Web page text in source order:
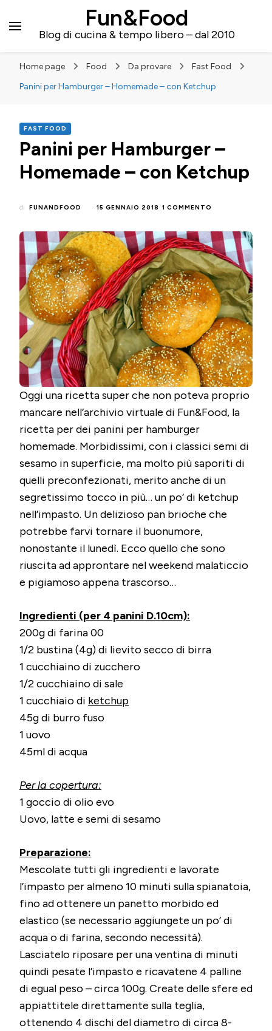
Fun&Food
Blog di cucina & tempo libero – dal 2010
Home page Food Da provare
Fast Food
Panini per Hamburger – Homemade – con Ketchup
FAST FOOD
Panini per Hamburger –
Homemade – con Ketchup
di FUNANDFOOD 15 GENNAIO 2018 1 COMMENTO
HAMBURGER
–
HOMEMADE
–
CON
KETCHUP
Oggi una ricetta super che non poteva proprio
mancare nell’archivio virtuale di Fun&Food, la
ricetta per dei panini per hamburger
homemade. Morbidissimi, con i classici semi di
sesamo in superficie, ma molto più saporiti di
quelli preconfezionati, merito anche di un
segretissimo tocco in più… un po’ di ketchup
nell’impasto. Un delizioso pan brioche che
potrebbe farvi tornare il buonumore,
nonostante il lunedì. Ecco quello che sono
riuscita ad approntare nel weekend malaticcio
e pigiamoso appena trascorso…
Ingredienti (per 4 panini D.10cm):
200g di farina 00
1/2 bustina (4g) di lievito secco di birra
1 cucchiaino di zucchero
1/2 cucchiaino di sale
1 cucchiaio di ketchup
45g di burro fuso
1 uovo
45ml di acqua
Per la copertura:
1 goccio di olio evo
Uovo, latte e semi di sesamo
Preparazione:
Mescolate tutti gli ingredienti e lavorate
l’impasto per almeno 10 minuti sulla spianatoia,
fino ad ottenere un panetto morbido ed
elastico (se necessario aggiungete un po’ di
acqua o di farina, secondo necessità).
Lasciatelo riposare per una ventina di minuti
quindi pesate l’impasto e ricavatene 4 palline
di egual peso – circa 100g. Create delle sfere ed
appiattitele direttamente sulla teglia,
ottenendo 4 dischi del diametro di circa 8-